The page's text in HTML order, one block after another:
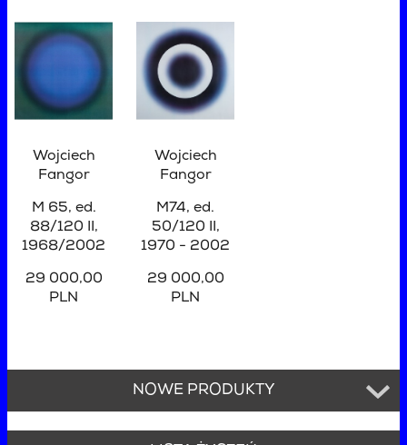
Wojciech
Fangor
M 65, ed.
88/120 II,
1968/2002
29 000,00
PLN
Wojciech
Fangor
M74, ed.
50/120 II,
1970 - 2002
29 000,00
PLN
NOWE PRODUKTY